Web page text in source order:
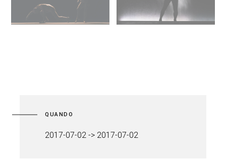
QUANDO
2017-07-02 -> 2017-07-02